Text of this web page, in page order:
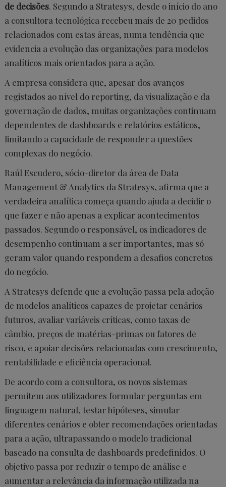
de decisões. Segundo a Stratesys, desde o início do ano
a consultora tecnológica recebeu mais de 20 pedidos
relacionados com estas áreas, numa tendência que
evidencia a evolução das organizações para modelos
analíticos mais orientados para a ação.
A empresa considera que, apesar dos avanços
registados ao nível do reporting, da visualização e da
governação de dados, muitas organizações continuam
dependentes de dashboards e relatórios estáticos,
limitando a capacidade de responder a questões
complexas do negócio.
Raúl Escudero, sócio-diretor da área de Data
Management & Analytics da Stratesys, afirma que a
verdadeira analítica começa quando ajuda a decidir o
que fazer e não apenas a explicar acontecimentos
passados. Segundo o responsável, os indicadores de
desempenho continuam a ser importantes, mas só
geram valor quando respondem a desafios concretos
do negócio.
A Stratesys defende que a evolução passa pela adoção
de modelos analíticos capazes de projetar cenários
futuros, avaliar variáveis críticas, como taxas de
câmbio, preços de matérias-primas ou fatores de
risco, e apoiar decisões relacionadas com crescimento,
rentabilidade e eficiência operacional.
De acordo com a consultora, os novos sistemas
permitem aos utilizadores formular perguntas em
linguagem natural, testar hipóteses, simular
diferentes cenários e obter recomendações orientadas
para a ação, ultrapassando o modelo tradicional
baseado na consulta de dashboards predefinidos. O
objetivo passa por reduzir o tempo de análise e
aumentar a relevância da informação utilizada na